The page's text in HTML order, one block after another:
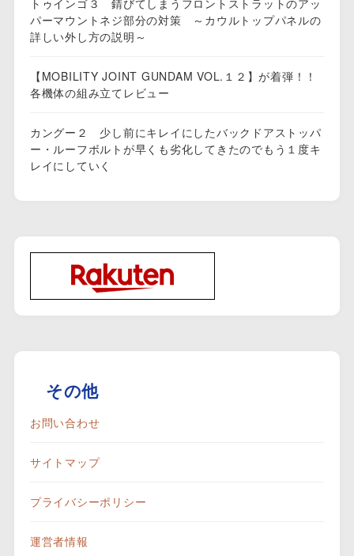
トゥインゴ３ 錆びてしまうフロントストラットのアッ
パーマウントネジ部分の対策 ～カウルトップパネルの
詳しい外し方の説明～
【MOBILITY JOINT GUNDAM VOL.１２】が着弾！！
各機体の組み立てレビュー
カングー２ 少し前にキレイにしたバックドアストッパ
ー・ルーフボルトが早くも劣化してきたのでもう１度キ
レイにしていく
その他
お問い合わせ
サイトマップ
プライバシーポリシー
運営者情報